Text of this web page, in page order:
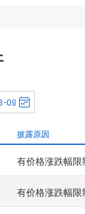
披露原因
有价格涨跌幅
有价格涨跌幅